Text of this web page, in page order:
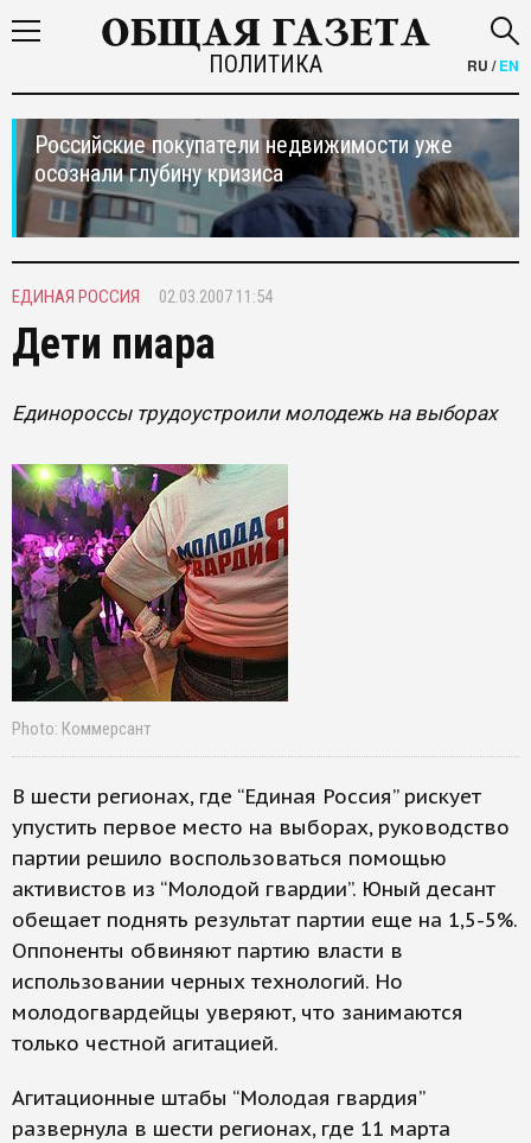
ПОЛИТИКА RU /EN
Российские покупатели недвижимости уже
осознали глубину кризиса
ЕДИНАЯ РОССИЯ 02.03.2007 11:54
Дети пиара
Единороссы трудоустроили молодежь на выборах
Photo: Коммерсант
В шести регионах, где “Единая Россия” рискует
упустить первое место на выборах, руководство
партии решило воспользоваться помощью
активистов из “Молодой гвардии”. Юный десант
обещает поднять результат партии еще на 1,5-5%.
Оппоненты обвиняют партию власти в
использовании черных технологий. Но
молодогвардейцы уверяют, что занимаются
только честной агитацией.
Агитационные штабы “Молодая гвардия”
развернула в шести регионах, где 11 марта